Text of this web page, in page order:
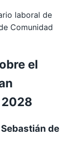
laboral de
Comunidad
el
2028
de